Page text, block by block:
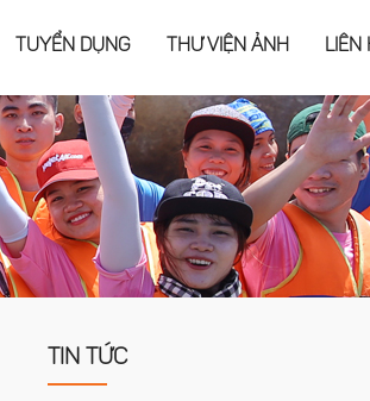
TUYỂN DỤNG THƯ VIỆN ẢNH LIÊN
TIN TỨC